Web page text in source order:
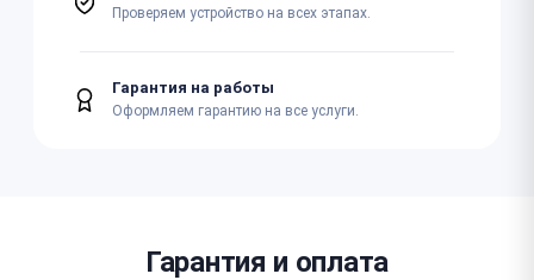
Проверяем устройство на всех этапах.
Гарантия на работы
Оформляем гарантию на все услуги.
Гарантия и оплата